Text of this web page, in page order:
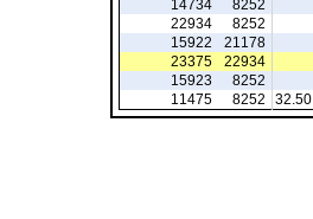
8252
14734
8252
22934
21178
15922
22934
23375
8252
15923
32.50
8252
11475